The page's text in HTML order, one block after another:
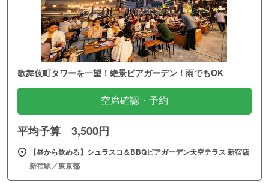
歌舞伎町タワーを一望！絶景ビアガーデン！雨でもOK
空席確認・予約
平均予算 3,500円
【昼から飲める】シュラスコ＆BBQビアガーデン天空テラス 新宿店
新宿駅／東京都